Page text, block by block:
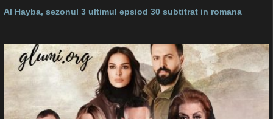
Al Hayba, sezonul 3 ultimul epsiod 30 subtitrat in romana